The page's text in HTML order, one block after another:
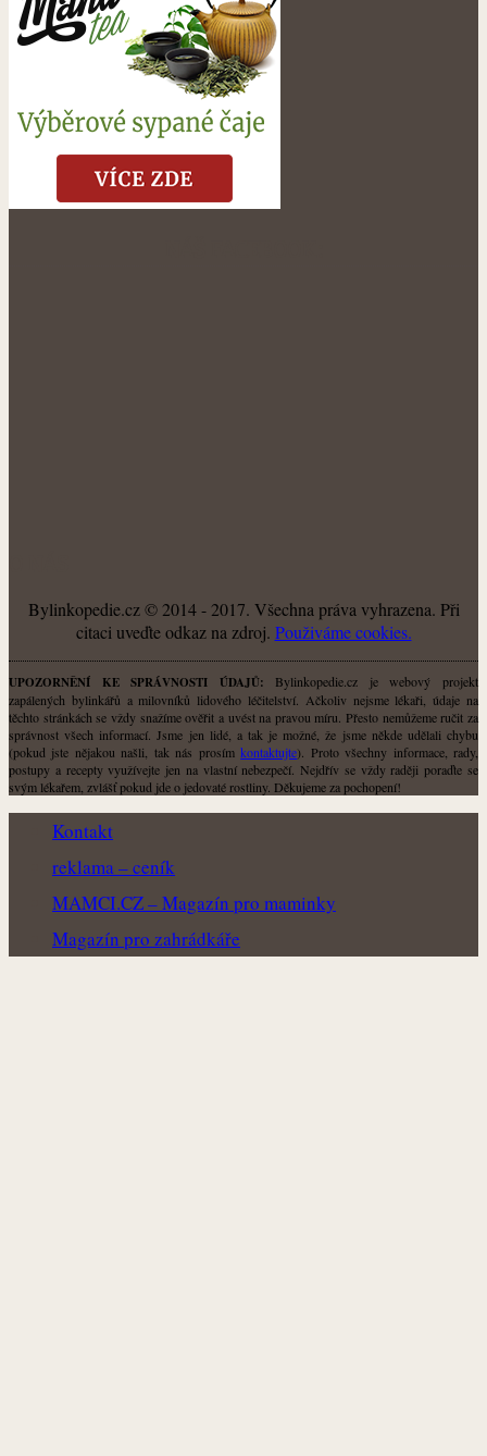
Bylinkopedie.cz © 2014 - 2017. Všechna práva vyhrazena. Při
citaci uveďte odkaz na zdroj. Použiváme cookies.
UPOZORNĚNÍ KE SPRÁVNOSTI ÚDAJŮ: Bylinkopedie.cz je webový projekt
zapálených bylinkářů a milovníků lidového léčitelství. Ačkoliv nejsme lékaři, údaje na
těchto stránkách se vždy snažíme ověřit a uvést na pravou míru. Přesto nemůžeme ručit za
správnost všech informací. Jsme jen lidé, a tak je možné, že jsme někde udělali chybu
(pokud jste nějakou našli, tak nás prosímkontaktujte). Proto všechny informace, rady,
postupy a recepty využívejte jen na vlastní nebezpečí. Nejdřív se vždy raději poraďte se
svým lékařem, zvlášť pokud jde o jedovaté rostliny. Děkujeme za pochopení!
Kontakt
reklama – ceník
MAMCI.CZ – Magazín pro maminky
Magazín pro zahrádkáře